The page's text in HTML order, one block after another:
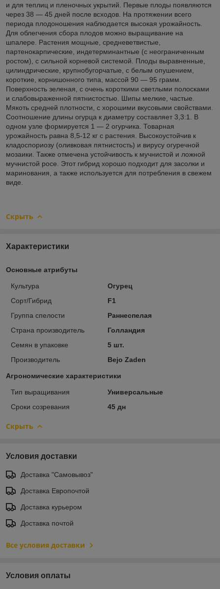
и для теплиц и пленочных укрытий. Первые плоды появляются
через 38 — 45 дней после всходов. На протяжении всего
периода плодоношения наблюдается высокая урожайность.
Для облегчения сбора плодов можно выращивание на
шпалере. Растения мощные, средневетвистые,
партенокарпические, индетерминантные (с неограниченным
ростом), с сильной корневой системой. Плоды выравненные,
цилиндрические, крупнобугорчатые, с белым опушением,
короткие, корнишонного типа, массой 90 — 95 грамм.
Поверхность зеленая, с очень короткими светлыми полосками
и слабовыраженной пятнистостью. Шипы мелкие, частые.
Мякоть средней плотности, с хорошими вкусовыми свойствами.
Соотношение длины огурца к диаметру составляет 3,3:1. В
одном узле формируется 1 — 2 огурчика. Товарная
урожайность равна 8,5-12 кг с растения. Высокоустойчив к
кладоспориозу (оливковая пятнистость) и вирусу огуречной
мозаики. Также отмечена устойчивость к мучнистой и ложной
мучнистой росе. Этот гибрид хорошо подходит для засолки и
маринования, а также используется для потребления в свежем
виде.
Скрыть
Характеристики
Основные атрибуты
Культура
Огурец
Сорт/Гибрид
F1
Группа спелости
Раннеспелая
Страна производитель
Голландия
Семян в упаковке
5 шт.
Производитель
Bejo Zaden
Агрономические характеристики
Тип выращивания
Универсальные
Сроки созревания
45 дн
Скрыть
Условия доставки
Доставка "Самовывоз"
Доставка Европочтой
Доставка курьером
Доставка почтой
Все условия доставки
Условия оплаты